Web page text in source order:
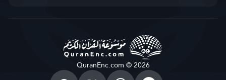
QuranEnc.com © 2026